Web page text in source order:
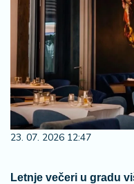
23. 07. 2026 12:47
Letnje večeri u gradu